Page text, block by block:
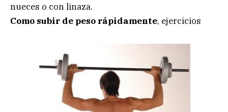
nueces o con linaza.
Como subir de peso rápidamente, ejercicios